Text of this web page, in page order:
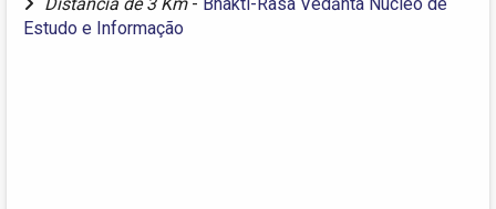
Estudo e Informação